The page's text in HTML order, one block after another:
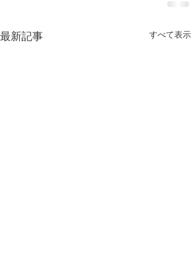
最新記事 すべて表示